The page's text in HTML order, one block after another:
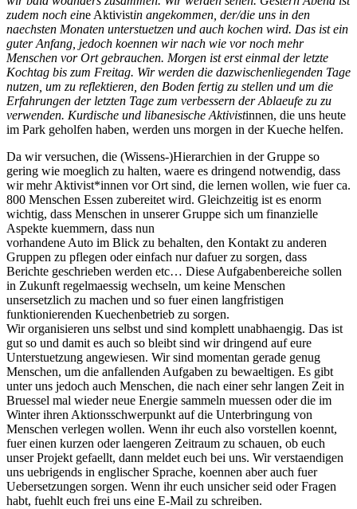
zudem noch eine Aktivistin angekommen, der/die uns in den
naechsten Monaten unterstuetzen und auch kochen wird. Das ist ein
guter Anfang, jedoch koennen wir nach wie vor noch mehr
Menschen vor Ort gebrauchen. Morgen ist erst einmal der letzte
Kochtag bis zum Freitag. Wir werden die dazwischenliegenden Tage
nutzen, um zu reflektieren, den Boden fertig zu stellen und um die
Erfahrungen der letzten Tage zum verbessern der Ablaeufe zu zu
verwenden. Kurdische und libanesische Aktivistinnen, die uns heute
im Park geholfen haben, werden uns morgen in der Kueche helfen.
Da wir versuchen, die (Wissens-)Hierarchien in der Gruppe so
gering wie moeglich zu halten, waere es dringend notwendig, dass
wir mehr Aktivist*innen vor Ort sind, die lernen wollen, wie fuer ca.
800 Menschen Essen zubereitet wird. Gleichzeitig ist es enorm
wichtig, dass Menschen in unserer Gruppe sich um finanzielle
Aspekte kuemmern, dass nun
vorhandene Auto im Blick zu behalten, den Kontakt zu anderen
Gruppen zu pflegen oder einfach nur dafuer zu sorgen, dass
Berichte geschrieben werden etc… Diese Aufgabenbereiche sollen
in Zukunft regelmaessig wechseln, um keine Menschen
unsersetzlich zu machen und so fuer einen langfristigen
funktionierenden Kuechenbetrieb zu sorgen.
Wir organisieren uns selbst und sind komplett unabhaengig. Das ist
gut so und damit es auch so bleibt sind wir dringend auf eure
Unterstuetzung angewiesen. Wir sind momentan gerade genug
Menschen, um die anfallenden Aufgaben zu bewaeltigen. Es gibt
unter uns jedoch auch Menschen, die nach einer sehr langen Zeit in
Bruessel mal wieder neue Energie sammeln muessen oder die im
Winter ihren Aktionsschwerpunkt auf die Unterbringung von
Menschen verlegen wollen. Wenn ihr euch also vorstellen koennt,
fuer einen kurzen oder laengeren Zeitraum zu schauen, ob euch
unser Projekt gefaellt, dann meldet euch bei uns. Wir verstaendigen
uns uebrigends in englischer Sprache, koennen aber auch fuer
Uebersetzungen sorgen. Wenn ihr euch unsicher seid oder Fragen
habt, fuehlt euch frei uns eine E-Mail zu schreiben.